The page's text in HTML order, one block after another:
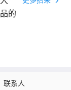
的
联系人